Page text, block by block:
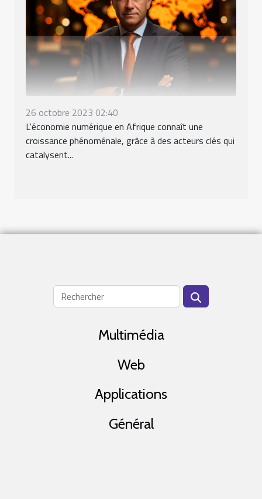
26 octobre 2023 02:40
L'économie numérique en Afrique connaît une
croissance phénoménale, grâce à des acteurs clés qui
catalysent...
Multimédia
Web
Applications
Général